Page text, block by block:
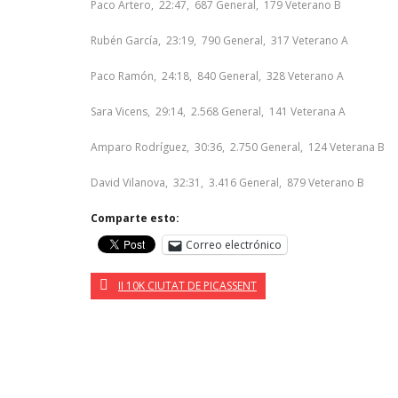
Paco Artero, 22:47, 687 General, 179 Veterano B
Rubén García, 23:19, 790 General, 317 Veterano A
Paco Ramón, 24:18, 840 General, 328 Veterano A
Sara Vicens, 29:14, 2.568 General, 141 Veterana A
Amparo Rodríguez, 30:36, 2.750 General, 124 Veterana B
David Vilanova, 32:31, 3.416 General, 879 Veterano B
Comparte esto:
Correo electrónico
II 10K CIUTAT DE PICASSENT